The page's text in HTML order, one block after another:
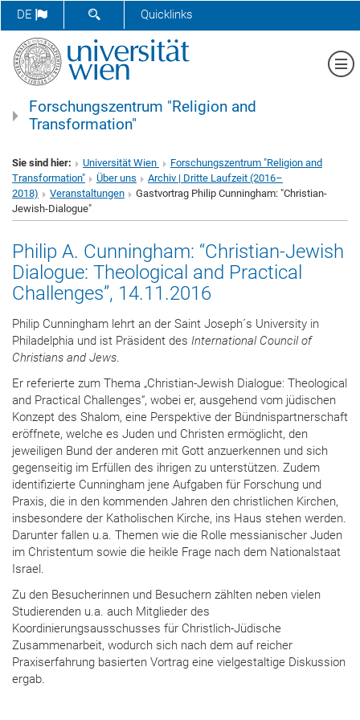
DE SUCHFORMULAR ÖFFNEN
Quicklinks
Forschungszentrum "Religion and
Transformation"
Sie sind hier: Universität Wien
Forschungszentrum "Religion and
Transformation"
Über uns
Archiv | Dritte Laufzeit (2016–
2018)
Veranstaltungen
Gastvortrag Philip Cunningham: "Christian-
Jewish-Dialogue"
Philip A. Cunningham: “Christian-Jewish
Dialogue: Theological and Practical
Challenges”, 14.11.2016
Philip Cunningham lehrt an der Saint Joseph´s University in
Philadelphia und ist Präsident des International Council of
Christians and Jews.
Er referierte zum Thema „Christian-Jewish Dialogue: Theological
and Practical Challenges“, wobei er, ausgehend vom jüdischen
Konzept des Shalom, eine Perspektive der Bündnispartnerschaft
eröffnete, welche es Juden und Christen ermöglicht, den
jeweiligen Bund der anderen mit Gott anzuerkennen und sich
gegenseitig im Erfüllen des ihrigen zu unterstützen. Zudem
identifizierte Cunningham jene Aufgaben für Forschung und
Praxis, die in den kommenden Jahren den christlichen Kirchen,
insbesondere der Katholischen Kirche, ins Haus stehen werden.
Darunter fallen u.a. Themen wie die Rolle messianischer Juden
im Christentum sowie die heikle Frage nach dem Nationalstaat
Israel.
Zu den Besucherinnen und Besuchern zählten neben vielen
Studierenden u.a. auch Mitglieder des
Koordinierungsausschusses für Christlich-Jüdische
Zusammenarbeit, wodurch sich nach dem auf reicher
Praxiserfahrung basierten Vortrag eine vielgestaltige Diskussion
ergab.